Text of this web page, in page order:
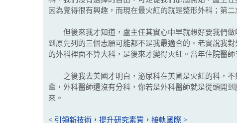
因為覺得很有興趣，而現在最火紅的就是整形外科；第
但後來我才知道，盧主任其實心中早就想好要我們做
到原先列的三個志願可能都不是我最適合的。老實說我
的外科裡面不算大科，是後來才變得火紅。當年住院醫
之後我去美國才明白，泌尿科在美國是火紅的科，不
輩，外科醫師還沒有分科，你若是外科醫師就是從頭開
來。
< 引領新技術，提升研究素質，接軌國際 >